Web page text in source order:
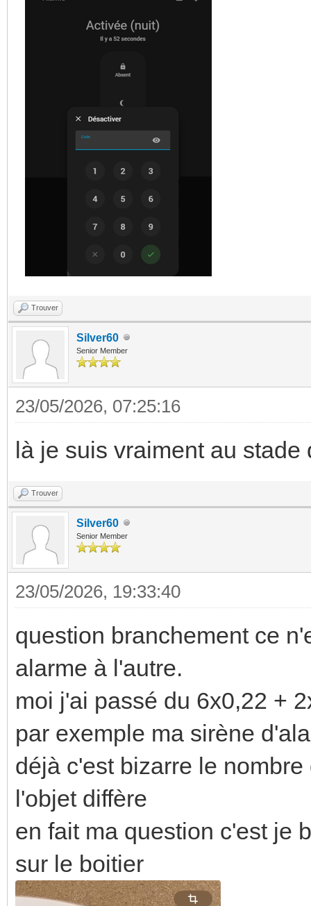
Trouver
Silver60
Senior Member
23/05/2026, 07:25:16
là je suis vraiment au
Trouver
Silver60
Senior Member
23/05/2026, 19:33:40
question branchement ce
alarme à l'autre.
moi j'ai passé du 6x0,22 +
par exemple ma sirène
déjà c'est bizarre le
l'objet diffère
en fait ma question c'est je
sur le boitier